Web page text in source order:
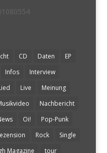
CD Daten
EP
Infos
Interview
Live
Meinung
Nachbericht
Oi!
Pop-Punk
Rock
Single
Magazine tour